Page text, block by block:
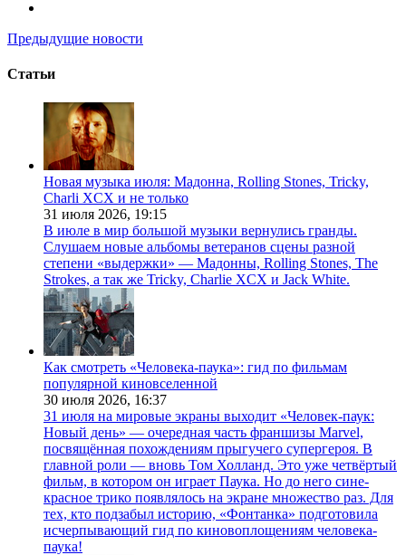
Предыдущие новости
Статьи
Новая музыка июля: Мадонна, Rolling Stones, Tricky,
Charli XCX и не только
31 июля 2026, 19:15
В июле в мир большой музыки вернулись гранды.
Слушаем новые альбомы ветеранов сцены разной
степени «выдержки» — Мадонны, Rolling Stones, The
Strokes, а так же Tricky, Charlie XCX и Jack White.
Как смотреть «Человека-паука»: гид по фильмам
популярной киновселенной
30 июля 2026, 16:37
31 июля на мировые экраны выходит «Человек-паук:
Новый день» — очередная часть франшизы Marvel,
посвящённая похождениям прыгучего супергероя. В
главной роли — вновь Том Холланд. Это уже четвёртый
фильм, в котором он играет Паука. Но до него сине-
красное трико появлялось на экране множество раз. Для
тех, кто подзабыл историю, «Фонтанка» подготовила
исчерпывающий гид по киновоплощениям человека-
паука!